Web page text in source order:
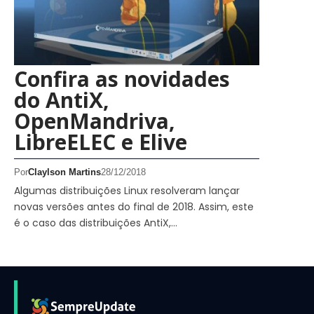
Confira as novidades
do AntiX,
OpenMandriva,
LibreELEC e Elive
PorClaylson Martins28/12/2018
Algumas distribuições Linux resolveram lançar
novas versões antes do final de 2018. Assim, este
é o caso das distribuições AntiX,…